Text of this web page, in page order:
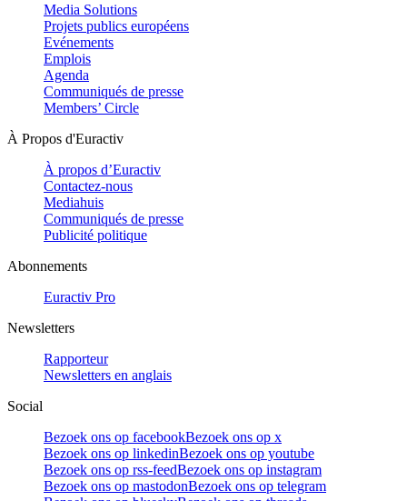
Media Solutions
Projets publics européens
Evénements
Emplois
Agenda
Communiqués de presse
Members’ Circle
À Propos d'Euractiv
À propos d’Euractiv
Contactez-nous
Mediahuis
Communiqués de presse
Publicité politique
Abonnements
Euractiv Pro
Newsletters
Rapporteur
Newsletters en anglais
Social
Bezoek ons op facebookBezoek ons op x
Bezoek ons op linkedinBezoek ons op youtube
Bezoek ons op rss-feedBezoek ons op instagram
Bezoek ons op mastodonBezoek ons op telegram